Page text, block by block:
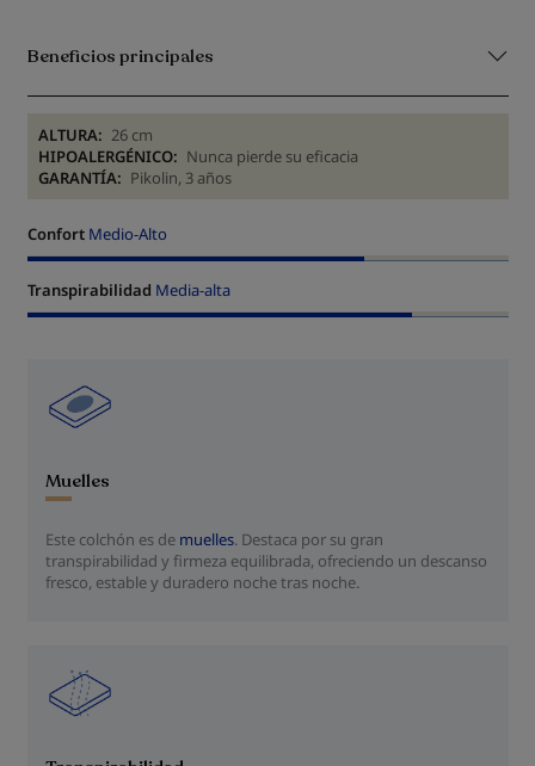
Beneficios principales
ALTURA: 26 cm
HIPOALERGÉNICO: Nunca pierde su eficacia
GARANTÍA: Pikolin, 3 años
Confort Medio-Alto
Transpirabilidad Media-alta
Muelles
Este colchón es de muelles. Destaca por su gran
transpirabilidad y firmeza equilibrada, ofreciendo un descanso
fresco, estable y duradero noche tras noche.